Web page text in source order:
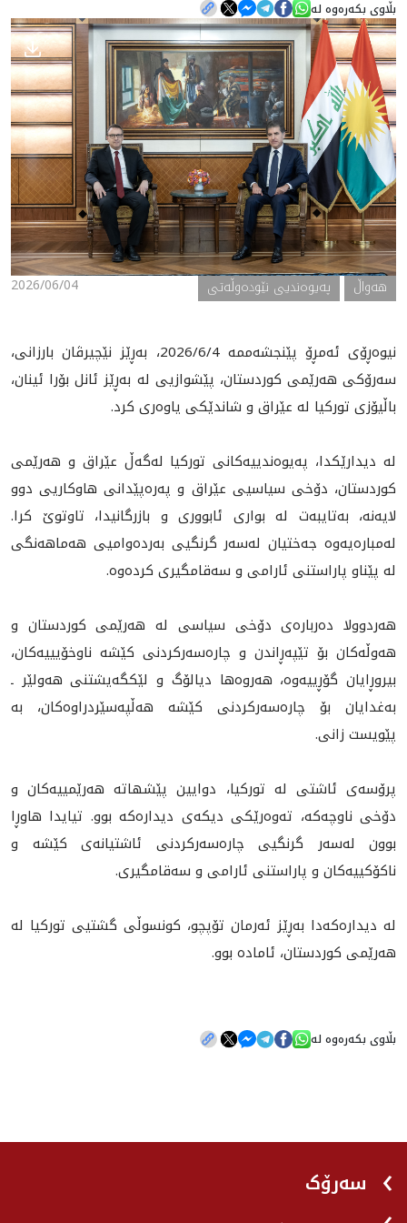
هه‌واڵ
گەلەری
بڵاوی بکەرەوە لە
2026/06/04 هه‌واڵ په‌یوه‌ندیی نێوده‌وڵه‌تی
نیوەڕۆی ئەمڕۆ پێنجشەممە 2026/6/4، بەڕێز نێچیرڤان بارزانی،
سەرۆکی هەرێمی کوردستان، پێشوازیی لە بەڕێز ئانل بۆرا ئینان،
باڵیۆزی تورکیا لە عێراق و شاندێکی یاوەری کرد.
لە دیدارێكدا، پەیوەندییەکانی تورکیا لەگەڵ عێراق و هەرێمی
کوردستان، دۆخی سیاسیی عێراق و پەرەپێدانی هاوکاریی دوو
لایەنە، بەتایبەت لە بوارى ئابووری و بازرگانیدا، تاوتوێ کرا.
له‌مباره‌يه‌وه‌ جەختیان لەسەر گرنگیی بەردەوامیی هەماهەنگی
لە پێناو پاراستنی ئارامى و سەقامگیری کردەوە.
هه‌ردوولا دەربارەی دۆخی سیاسی لە هەرێمی کوردستان و
هه‌وڵه‌كان بۆ تێپەڕاندن و چارەسەرکردنی کێشە ناوخۆیییەکان،
بیروڕایان گۆڕییەوە، هەروەها دیالۆگ و لێکگەیشتنى هەولێر ـ
بەغدايان بۆ چارەسەرکردنی کێشە هەڵپەسێردراوەکان، به‌
پێويست زانى.
پرۆسه‌ی ئاشتی له‌ تورکیا، دوایين پێشهاتە هەرێمییەکان و
دۆخی ناوچەکە، تەوەرێکی دیکەی دیدارەکە بوو. تيايدا هاوڕا
بوون له‌سه‌ر گرنگیی چارەسەرکردنی ئاشتیانەی کێشە و
ناکۆکییەکان و پاراستنی ئارامی و سەقامگیرى.
له‌ ديداره‌كه‌دا بەڕێز ئەرمان تۆپچو، كونسوڵى گشتيى توركیا له‌
هه‌رێمى كوردستان، ئاماده‌ بوو.
بڵاوی بکەرەوە لە
سەرۆک